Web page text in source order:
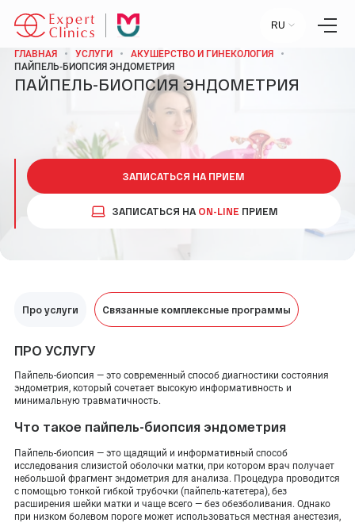
Специалисты
Лаборатория
Статьи
Пресс-центр
Контакты
Отзывы
ПН-ПТ:09:00 - 18:00
ВЫХОДНОЙ
МОСКВА, УЛ. СТАРОВОЛЫНСКАЯ, 12 К1.
ПОКАЗАТЬ НА КАРТЕ
ADMIN@EXPERTCLINICS.RU
RU
ГЛАВНАЯ УСЛУГИ
АКУШЕРСТВО И ГИНЕКОЛОГИЯ
ПАЙПЕЛЬ-БИОПСИЯ ЭНДОМЕТРИЯ
ПАЙПЕЛЬ-БИОПСИЯ ЭНДОМЕТРИЯ
ЗАПИСАТЬСЯ НА ПРИЕМ
ЗАПИСАТЬСЯ НА ON-LINE ПРИЕМ
Про услуги Связанные комплексные программы
ПРО УСЛУГУ
Пайпель-биопсия — это современный способ диагностики состояния
эндометрия, который сочетает высокую информативность и
минимальную травматичность.
Что такое пайпель-биопсия эндометрия
Пайпель-биопсия — это щадящий и информативный способ
исследования слизистой оболочки матки, при котором врач получает
небольшой фрагмент эндометрия для анализа. Процедура проводится
с помощью тонкой гибкой трубочки (пайпель-катетера), без
расширения шейки матки и чаще всего — без обезболивания. Однако
при низком болевом пороге может использоваться местная анестезия,